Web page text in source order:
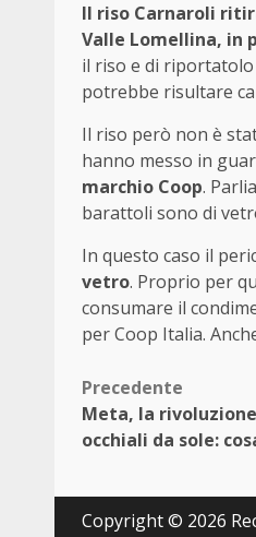
Il riso Carnaroli
Valle Lomellina, in
il riso e di
potrebbe risultare
Il riso però non è
hanno messo in
marchio Coop.
barattoli sono di
In questo caso il
vetro. Proprio per
consumare il
per Coop Italia.
Post
navigation
Precedente
Meta, la
occhiali da sole:
Copyright © 2026